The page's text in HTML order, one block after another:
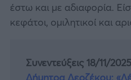
έστω και με αδιαφορία.
κεφάτοι, ομιλητικοί και
Συνεντεύξεις 18/11/2025